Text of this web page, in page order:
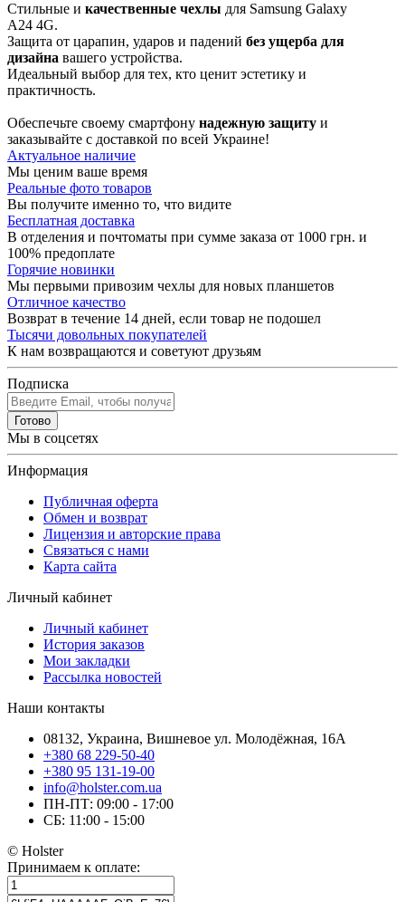
Стильные и качественные чехлы для Samsung Galaxy
A24 4G.
Защита от царапин, ударов и падений без ущерба для
дизайна вашего устройства.
Идеальный выбор для тех, кто ценит эстетику и
практичность.
Обеспечьте своему смартфону надежную защиту и
заказывайте с доставкой по всей Украине!
Актуальное наличие
Мы ценим ваше время
Реальные фото товаров
Вы получите именно то, что видите
Бесплатная доставка
В отделения и почтоматы при сумме заказа от 1000 грн. и
100% предоплате
Горячие новинки
Мы первыми привозим чехлы для новых планшетов
Отличное качество
Возврат в течение 14 дней, если товар не подошел
Тысячи довольных покупателей
К нам возвращаются и советуют друзьям
Подписка
Готово
Мы в соцсетях
Информация
Публичная оферта
Обмен и возврат
Лицензия и авторские права
Связаться с нами
Карта сайта
Личный кабинет
Личный кабинет
История заказов
Мои закладки
Рассылка новостей
Наши контакты
08132, Украина, Вишневое ул. Молодёжная, 16А
+380 68 229-50-40
+380 95 131-19-00
info@holster.com.ua
ПН-ПТ: 09:00 - 17:00
СБ: 11:00 - 15:00
© Holster
Принимаем к оплате: